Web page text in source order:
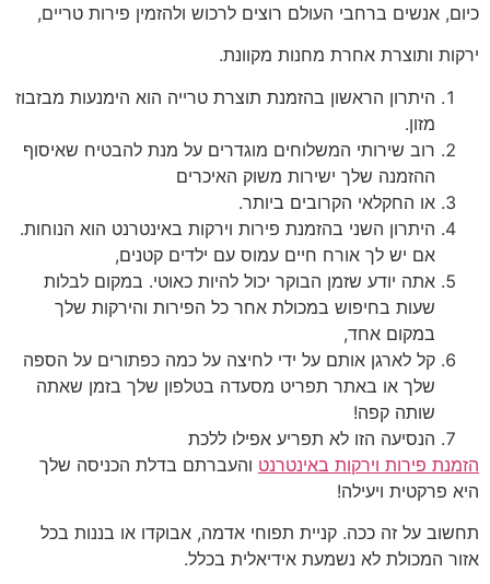
כיום, אנשים ברחבי העולם רוצים לרכוש ולהזמין פירות טריים,
ירקות ותוצרת אחרת מחנות מקוונת.
היתרון הראשון בהזמנת תוצרת טרייה הוא הימנעות מבזבוז
מזון.
רוב שירותי המשלוחים מוגדרים על מנת להבטיח שאיסוף
ההזמנה שלך ישירות משוק האיכרים
או החקלאי הקרובים ביותר.
היתרון השני בהזמנת פירות וירקות באינטרנט הוא הנוחות.
אם יש לך אורח חיים עמוס עם ילדים קטנים,
אתה יודע שזמן הבוקר יכול להיות כאוטי. במקום לבלות
שעות בחיפוש במכולת אחר כל הפירות והירקות שלך
במקום אחד,
קל לארגן אותם על ידי לחיצה על כמה כפתורים על הספה
שלך או באתר תפריט מסעדה בטלפון שלך בזמן שאתה
שותה קפה!
הנסיעה הזו לא תפריע אפילו ללכת
הזמנת פירות וירקות באינטרנט והעברתם בדלת הכניסה שלך
היא פרקטית ויעילה!
תחשוב על זה ככה. קניית תפוחי אדמה, אבוקדו או בננות בכל
אזור המכולת לא נשמעת אידיאלית בכלל.